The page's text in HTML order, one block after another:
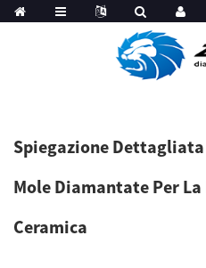
Spiegazione
Mole Diamantate Per
Ceramica